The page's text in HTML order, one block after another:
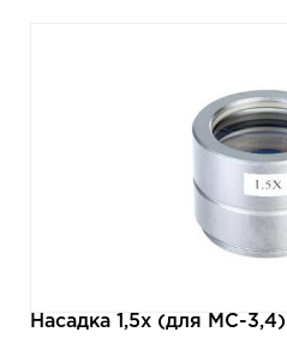
Насадка 1,5х (для MC-3,4)